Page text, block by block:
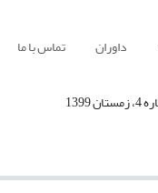
داوران تماس با ما